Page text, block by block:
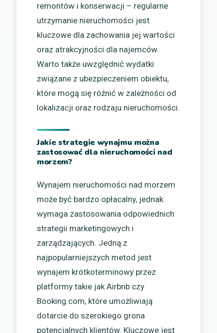
remontów i konserwacji – regularne
utrzymanie nieruchomości jest
kluczowe dla zachowania jej wartości
oraz atrakcyjności dla najemców.
Warto także uwzględnić wydatki
związane z ubezpieczeniem obiektu,
które mogą się różnić w zależności od
lokalizacji oraz rodzaju nieruchomości.
Jakie strategie wynajmu można
zastosować dla nieruchomości nad
morzem?
Wynajem nieruchomości nad morzem
może być bardzo opłacalny, jednak
wymaga zastosowania odpowiednich
strategii marketingowych i
zarządzających. Jedną z
najpopularniejszych metod jest
wynajem krótkoterminowy przez
platformy takie jak Airbnb czy
Booking.com, które umożliwiają
dotarcie do szerokiego grona
potencjalnych klientów. Kluczowe jest